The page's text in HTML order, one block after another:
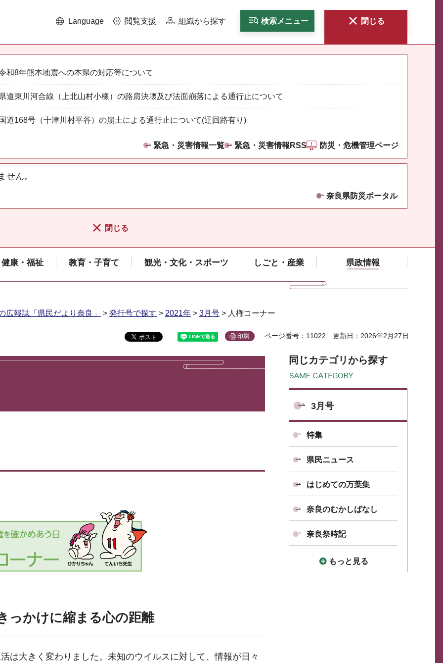
Language 閲覧支援 組織から探す 検索メニュー 閉じる
和8年熊本地震への本県の対応等について
道東川河合線（上北山村小橡）の路肩決壊及び法面崩落による通行止について
道168号（十津川村平谷）の崩土による通行止について(迂回路有り)
緊急・災害情報一覧 緊急・災害情報RSS 防災・危機管理ページ
せん。
奈良県防災ポータル
閉じる
健康・福祉 教育・子育て 観光・文化・スポーツ しごと・産業 県政情報
広報誌「県民だより奈良」 > 発行号で探す > 2021年 > 3月号 > 人権コーナー
印刷 ページ番号：11022 更新日：2026年2月27日
っかけに縮まる心の距離
は大きく変わりました。未知のウイルスに対して、情報が日々
同じカテゴリから探す
3月号
特集
県民ニュース
はじめての万葉集
奈良のむかしばなし
奈良祭時記
もっと見る